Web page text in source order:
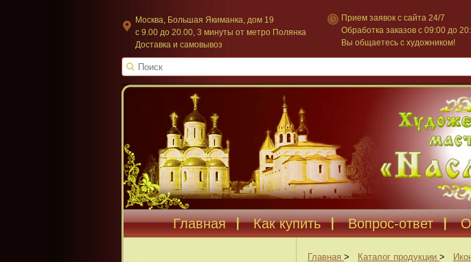
Москва, Большая Якиманка, дом 19
c 9.00 до 20.00, 3 минуты от метро Полянка
Доставка и самовывоз
Прием заявок с сайта 24/7
Обработка заказов с 09:00 до
Вы общаетесь с художником!
Главная Как купить Вопрос-ответ
Главная > Каталог продукции >